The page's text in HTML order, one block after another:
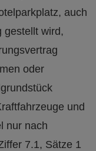
auch
gestellt wird,
oder
und
nur nach
7.1, Sätze 1